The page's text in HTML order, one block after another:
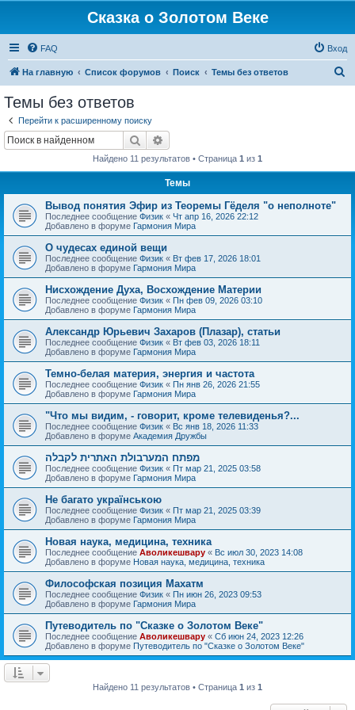
Сказка о Золотом Веке
FAQ Вход
На главную Список форумов Поиск Темы без ответов
Темы без ответов
Перейти к расширенному поиску
Поиск
Найдено 11 результатов • Страница 1 из 1
Темы
Вывод понятия Эфир из Теоремы Гёделя "о неполноте"
Последнее сообщение Физик « Чт апр 16, 2026 22:12
Добавлено в форуме Гармония Мира
О чудесах единой вещи
Последнее сообщение Физик « Вт фев 17, 2026 18:01
Добавлено в форуме Гармония Мира
Нисхождение Духа, Восхождение Материи
Последнее сообщение Физик « Пн фев 09, 2026 03:10
Добавлено в форуме Гармония Мира
Александр Юрьевич Захаров (Плазар), статьи
Последнее сообщение Физик « Вт фев 03, 2026 18:11
Добавлено в форуме Гармония Мира
Темно-белая материя, энергия и частота
Последнее сообщение Физик « Пн янв 26, 2026 21:55
Добавлено в форуме Гармония Мира
"Что мы видим, - говорит, кроме телевиденья?...
Последнее сообщение Физик « Вс янв 18, 2026 11:33
Добавлено в форуме Академия Дружбы
מפתח המערבולת האתרית לקבלה
Последнее сообщение Физик « Пт мар 21, 2025 03:58
Добавлено в форуме Гармония Мира
Не багато українською
Последнее сообщение Физик « Пт мар 21, 2025 03:39
Добавлено в форуме Гармония Мира
Новая наука, медицина, техника
Последнее сообщение Аволикешвару « Вс июл 30, 2023 14:08
Добавлено в форуме Новая наука, медицина, техника
Философская позиция Махатм
Последнее сообщение Физик « Пн июн 26, 2023 09:53
Добавлено в форуме Гармония Мира
Путеводитель по "Сказке о Золотом Веке"
Последнее сообщение Аволикешвару « Сб июн 24, 2023 12:26
Добавлено в форуме Путеводитель по "Сказке о Золотом Веке"
Найдено 11 результатов • Страница 1 из 1